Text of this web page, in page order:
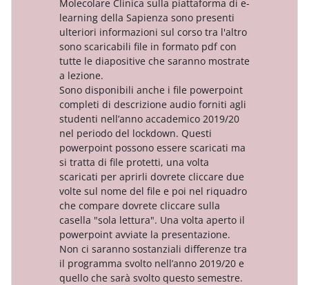
Molecolare Clinica sulla
learning della Sapienza sono
ulteriori informazioni sul corso
sono scaricabili file in formato
tutte le diapositive che saranno
Sono disponibili anche i file
completi di descrizione audio
studenti nell’anno accademico
nel periodo del lockdown. Questi
powerpoint possono essere
si tratta di file protetti, una volta
scaricati per aprirli dovrete
volte sul nome del file e poi nel
che compare dovrete cliccare
casella "sola lettura". Una volta
powerpoint avviate la
Non ci saranno sostanziali
il programma svolto nell’anno
quello che sarà svolto questo